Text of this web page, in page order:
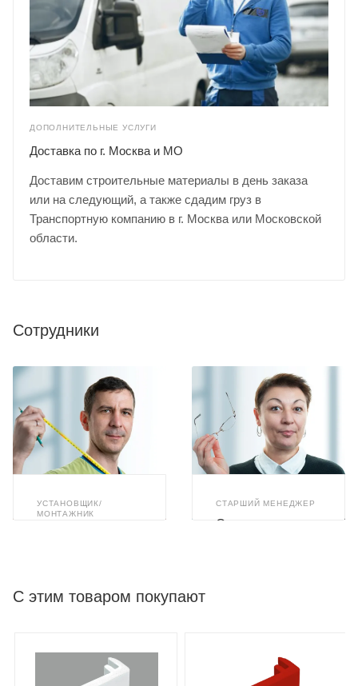
ДОПОЛНИТЕЛЬНЫЕ УСЛУГИ
Доставка по г. Москва и МО
Доставим строительные материалы в день заказа
или на следующий, а также сдадим груз в
Транспортную компанию в г. Москва или Московской
области.
Сотрудники
УСТАНОВЩИК/
МОНТАЖНИК
СТАРШИЙ МЕНЕДЖЕР
Светлана
С этим товаром покупают